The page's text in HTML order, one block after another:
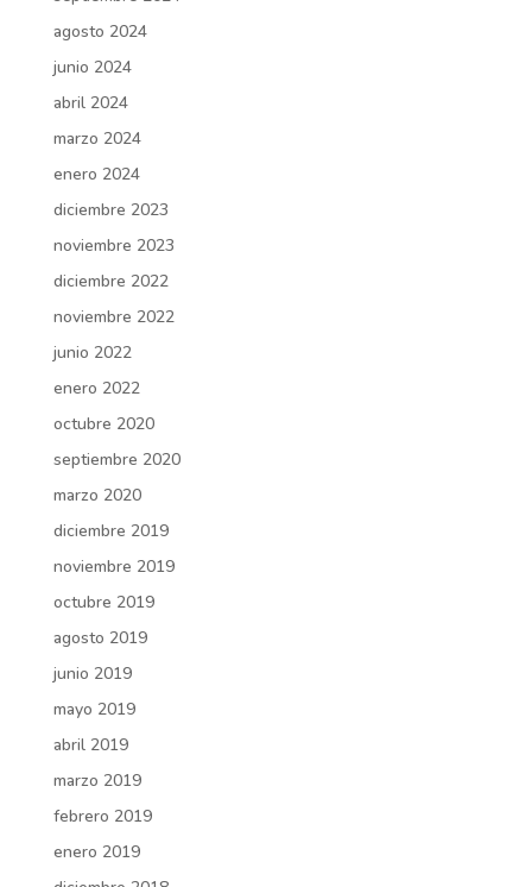
agosto 2024
junio 2024
abril 2024
marzo 2024
enero 2024
diciembre 2023
noviembre 2023
diciembre 2022
noviembre 2022
junio 2022
enero 2022
octubre 2020
septiembre 2020
marzo 2020
diciembre 2019
noviembre 2019
octubre 2019
agosto 2019
junio 2019
mayo 2019
abril 2019
marzo 2019
febrero 2019
enero 2019